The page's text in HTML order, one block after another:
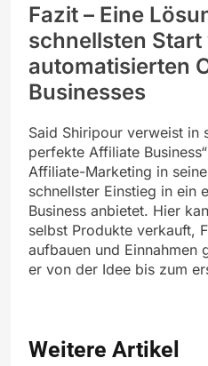
Fazit – Eine
schnellsten Start
automatisierten
Businesses
Said Shiripour verweist in
perfekte Affiliate
Affiliate-Marketing in
schnellster Einstieg in ein
Business anbietet. Hier
selbst Produkte verkauft,
aufbauen und Einnahmen
er von der Idee bis zum
Weitere Artikel